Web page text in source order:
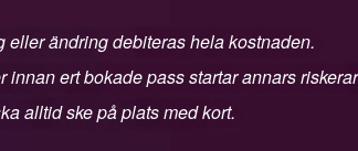
eller ändring debiteras hela kostnaden.
ert bokade pass startar annars
alltid ske på plats med kort.